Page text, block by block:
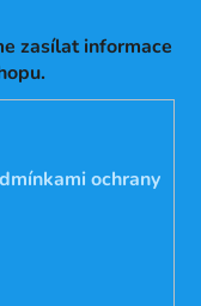
zasílat informace
ochrany